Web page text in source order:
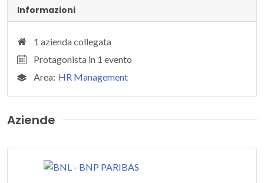
Informazioni
1 azienda collegata
Protagonista in 1 evento
Area: HR Management
Aziende